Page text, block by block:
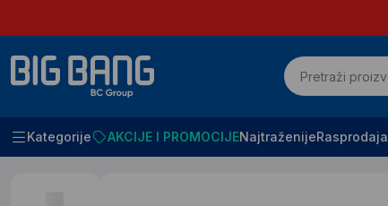
Kategorije AKCIJE I PROMOCIJENajtraženijeRasprodaja
Početna Bela tehnika Frizideri